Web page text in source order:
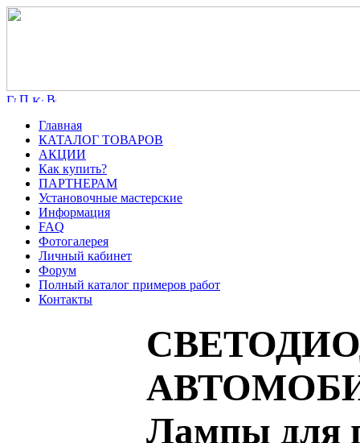
Главная
КАТАЛОГ ТОВАРОВ
АКЦИИ
Как купить?
ПАРТНЕРАМ
Установочные мастерские
Информация
FAQ
Фотогалерея
Личный кабинет
Форум
Полный каталог примеров работ
Контакты
Лампы для